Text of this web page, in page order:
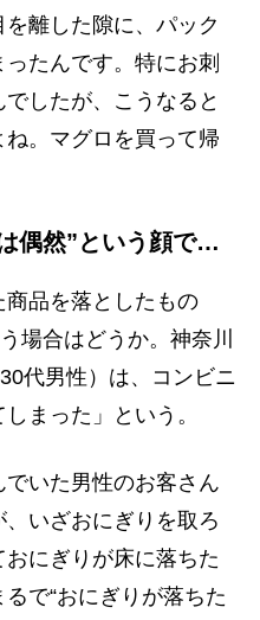
離した隙に、パック
たんです。特にお刺
したが、こうなると
。マグロを買って帰
偶然”という顔で…
品を落としたもの
場合はどうか。神奈川
代男性）は、コンビニ
まった」という。
でいた男性のお客さん
いざおにぎりを取ろ
にぎりが床に落ちた
で“おにぎりが落ちた